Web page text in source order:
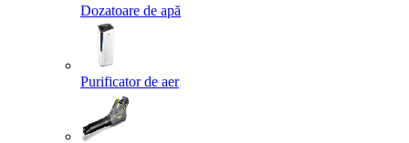
Dozatoare de apă
Purificator de aer